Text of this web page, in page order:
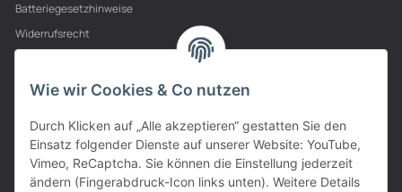
Batteriegesetzhinweise
Widerrufsrecht
PARTNER
Wie wir Cookies & Co nutzen
Durch Klicken auf „Alle akzeptieren“ gestatten Sie den
Einsatz folgender Dienste auf unserer Website: YouTube,
Vimeo, ReCaptcha. Sie können die Einstellung jederzeit
ändern (Fingerabdruck-Icon links unten). Weitere Details